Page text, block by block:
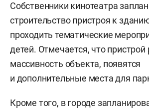
Собственники кинотеатра
строительство пристроя к
проходить тематические
детей. Отмечается, что пристрой
массивность объекта, появятся
и дополнительные места для
Кроме того, в городе